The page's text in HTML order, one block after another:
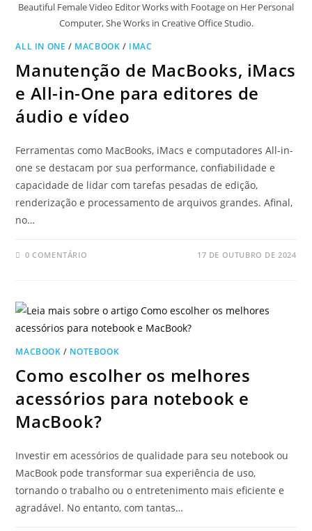
Beautiful Female Video Editor Works with Footage on Her Personal
Computer, She Works in Creative Office Studio.
ALL IN ONE / MACBOOK / IMAC
Manutenção de MacBooks, iMacs
e All-in-One para editores de
áudio e vídeo
Ferramentas como MacBooks, iMacs e computadores All-in-
one se destacam por sua performance, confiabilidade e
capacidade de lidar com tarefas pesadas de edição,
renderização e processamento de arquivos grandes. Afinal,
no…
0 COMENTÁRIO 17 DE OUTUBRO DE 2024
MACBOOK / NOTEBOOK
Como escolher os melhores
acessórios para notebook e
MacBook?
Investir em acessórios de qualidade para seu notebook ou
MacBook pode transformar sua experiência de uso,
tornando o trabalho ou o entretenimento mais eficiente e
agradável. No entanto, com tantas…